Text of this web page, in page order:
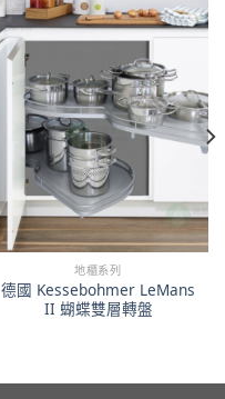
地櫃系列
德國 Kessebohmer LeMans
II 蝴蝶雙層轉盤